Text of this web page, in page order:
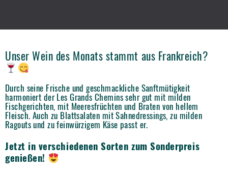
Unser Wein des Monats stammt aus Frankreich?
Durch seine Frische und geschmackliche Sanftmütigkeit
harmoniert der Les Grands Chemins sehr gut mit milden
Fischgerichten, mit Meeresfrüchten und Braten von hellem
Fleisch. Auch zu Blattsalaten mit Sahnedressings, zu milden
Ragouts und zu feinwürzigem Käse passt er.
Jetzt in verschiedenen Sorten zum Sonderpreis
genießen!